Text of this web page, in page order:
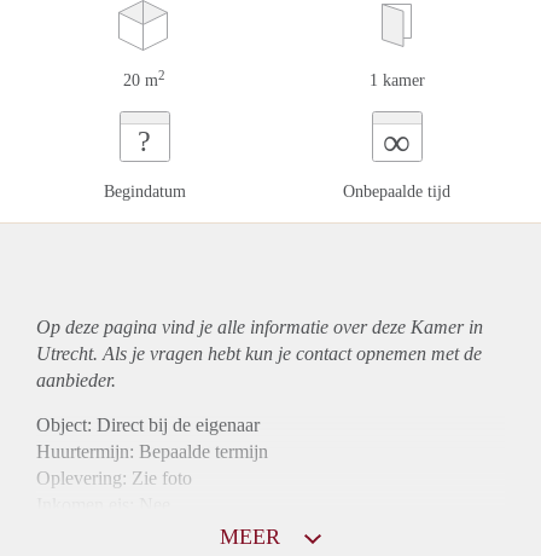
20 m2 1 kamer
?
Begindatum
∞
Onbepaalde tijd
Op deze pagina vind je alle informatie over deze Kamer in
Utrecht. Als je vragen hebt kun je contact opnemen met de
aanbieder.
Object: Direct bij de eigenaar
Huurtermijn: Bepaalde termijn
Oplevering: Zie foto
MEER